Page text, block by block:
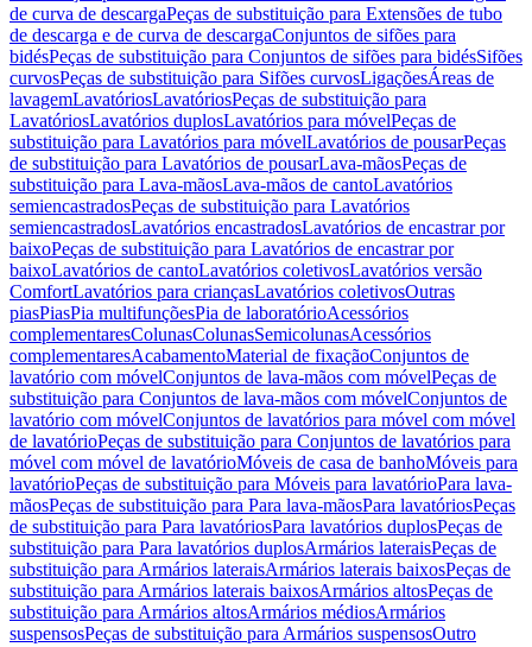
de curva de descargaPeças de substituição para Extensões de tubo
de descarga e de curva de descargaConjuntos de sifões para
bidésPeças de substituição para Conjuntos de sifões para bidésSifões
curvosPeças de substituição para Sifões curvosLigaçõesÁreas de
lavagemLavatóriosLavatóriosPeças de substituição para
LavatóriosLavatórios duplosLavatórios para móvelPeças de
substituição para Lavatórios para móvelLavatórios de pousarPeças
de substituição para Lavatórios de pousarLava-mãosPeças de
substituição para Lava-mãosLava-mãos de cantoLavatórios
semiencastradosPeças de substituição para Lavatórios
semiencastradosLavatórios encastradosLavatórios de encastrar por
baixoPeças de substituição para Lavatórios de encastrar por
baixoLavatórios de cantoLavatórios coletivosLavatórios versão
ComfortLavatórios para criançasLavatórios coletivosOutras
piasPiasPia multifunçõesPia de laboratórioAcessórios
complementaresColunasColunasSemicolunasAcessórios
complementaresAcabamentoMaterial de fixaçãoConjuntos de
lavatório com móvelConjuntos de lava-mãos com móvelPeças de
substituição para Conjuntos de lava-mãos com móvelConjuntos de
lavatório com móvelConjuntos de lavatórios para móvel com móvel
de lavatórioPeças de substituição para Conjuntos de lavatórios para
móvel com móvel de lavatórioMóveis de casa de banhoMóveis para
lavatórioPeças de substituição para Móveis para lavatórioPara lava-
mãosPeças de substituição para Para lava-mãosPara lavatóriosPeças
de substituição para Para lavatóriosPara lavatórios duplosPeças de
substituição para Para lavatórios duplosArmários lateraisPeças de
substituição para Armários lateraisArmários laterais baixosPeças de
substituição para Armários laterais baixosArmários altosPeças de
substituição para Armários altosArmários médiosArmários
suspensosPeças de substituição para Armários suspensosOutro